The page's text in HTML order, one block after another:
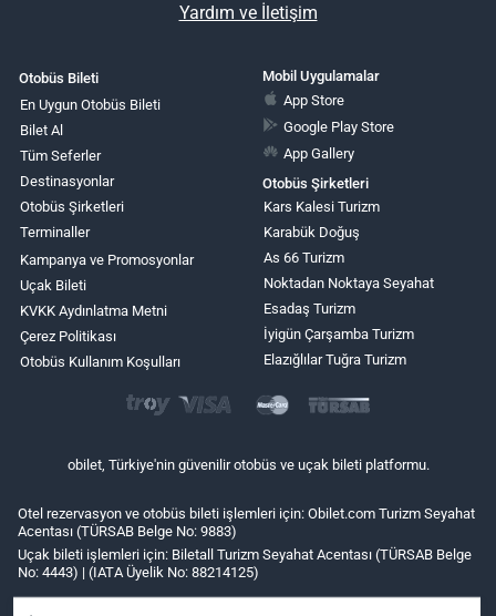
Yardım ve İletişim
Otobüs Bileti
En Uygun Otobüs Bileti
Bilet Al
Tüm Seferler
Destinasyonlar
Otobüs Şirketleri
Terminaller
Kampanya ve Promosyonlar
Uçak Bileti
KVKK Aydınlatma Metni
Çerez Politikası
Otobüs Kullanım Koşulları
Mobil Uygulamalar
App Store
Google Play Store
App Gallery
Otobüs Şirketleri
Kars Kalesi Turizm
Karabük Doğuş
As 66 Turizm
Noktadan Noktaya Seyahat
Esadaş Turizm
İyigün Çarşamba Turizm
Elazığlılar Tuğra Turizm
obilet, Türkiye'nin güvenilir otobüs ve uçak bileti platformu.
Otel rezervasyon ve otobüs bileti işlemleri için: Obilet.com Turizm Seyahat
Acentası (TÜRSAB Belge No: 9883)
Uçak bileti işlemleri için: Biletall Turizm Seyahat Acentası (TÜRSAB Belge
No: 4443) | (IATA Üyelik No: 88214125)